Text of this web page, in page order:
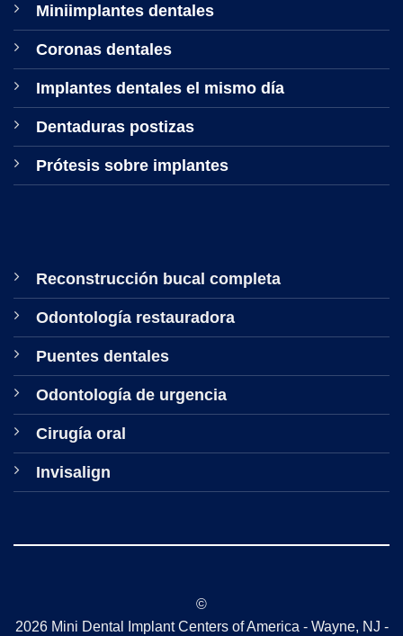
Miniimplantes dentales
Coronas dentales
Implantes dentales el mismo día
Dentaduras postizas
Prótesis sobre implantes
Reconstrucción bucal completa
Odontología restauradora
Puentes dentales
Odontología de urgencia
Cirugía oral
Invisalign
©
2026 Mini Dental Implant Centers of America - Wayne, NJ -